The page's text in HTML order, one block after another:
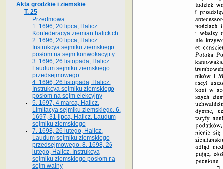
Akta grodzkie i ziemskie
T. 25
Przedmowa
1. 1696, 20 lipca, Halicz.
Konfederacya ziemian halickich
2. 1696, 20 lipca, Halicz.
Instrukcya sejmiku ziemskiego
posłom na sejm konwokacyjny
3. 1696, 26 listopada, Halicz.
Laudum sejmiku ziemskiego
przedsejmowego
4. 1696, 26 listopada, Halicz.
Instrukcya sejmiku ziemskiego
posłom na sejm elekcyjny
5. 1697, 4 marca, Halicz.
Limitacya sejmiku ziemskiego. 6.
1697, 31 lipca, Halicz. Laudum
sejmiku ziemskiego
7. 1698, 26 lutego, Halicz.
Laudum sejmiku ziemskiego
przedsejmowego. 8. 1698, 26
lutego, Halicz. Instrukcya
sejmiku ziemskiego posłom na
sejm walny